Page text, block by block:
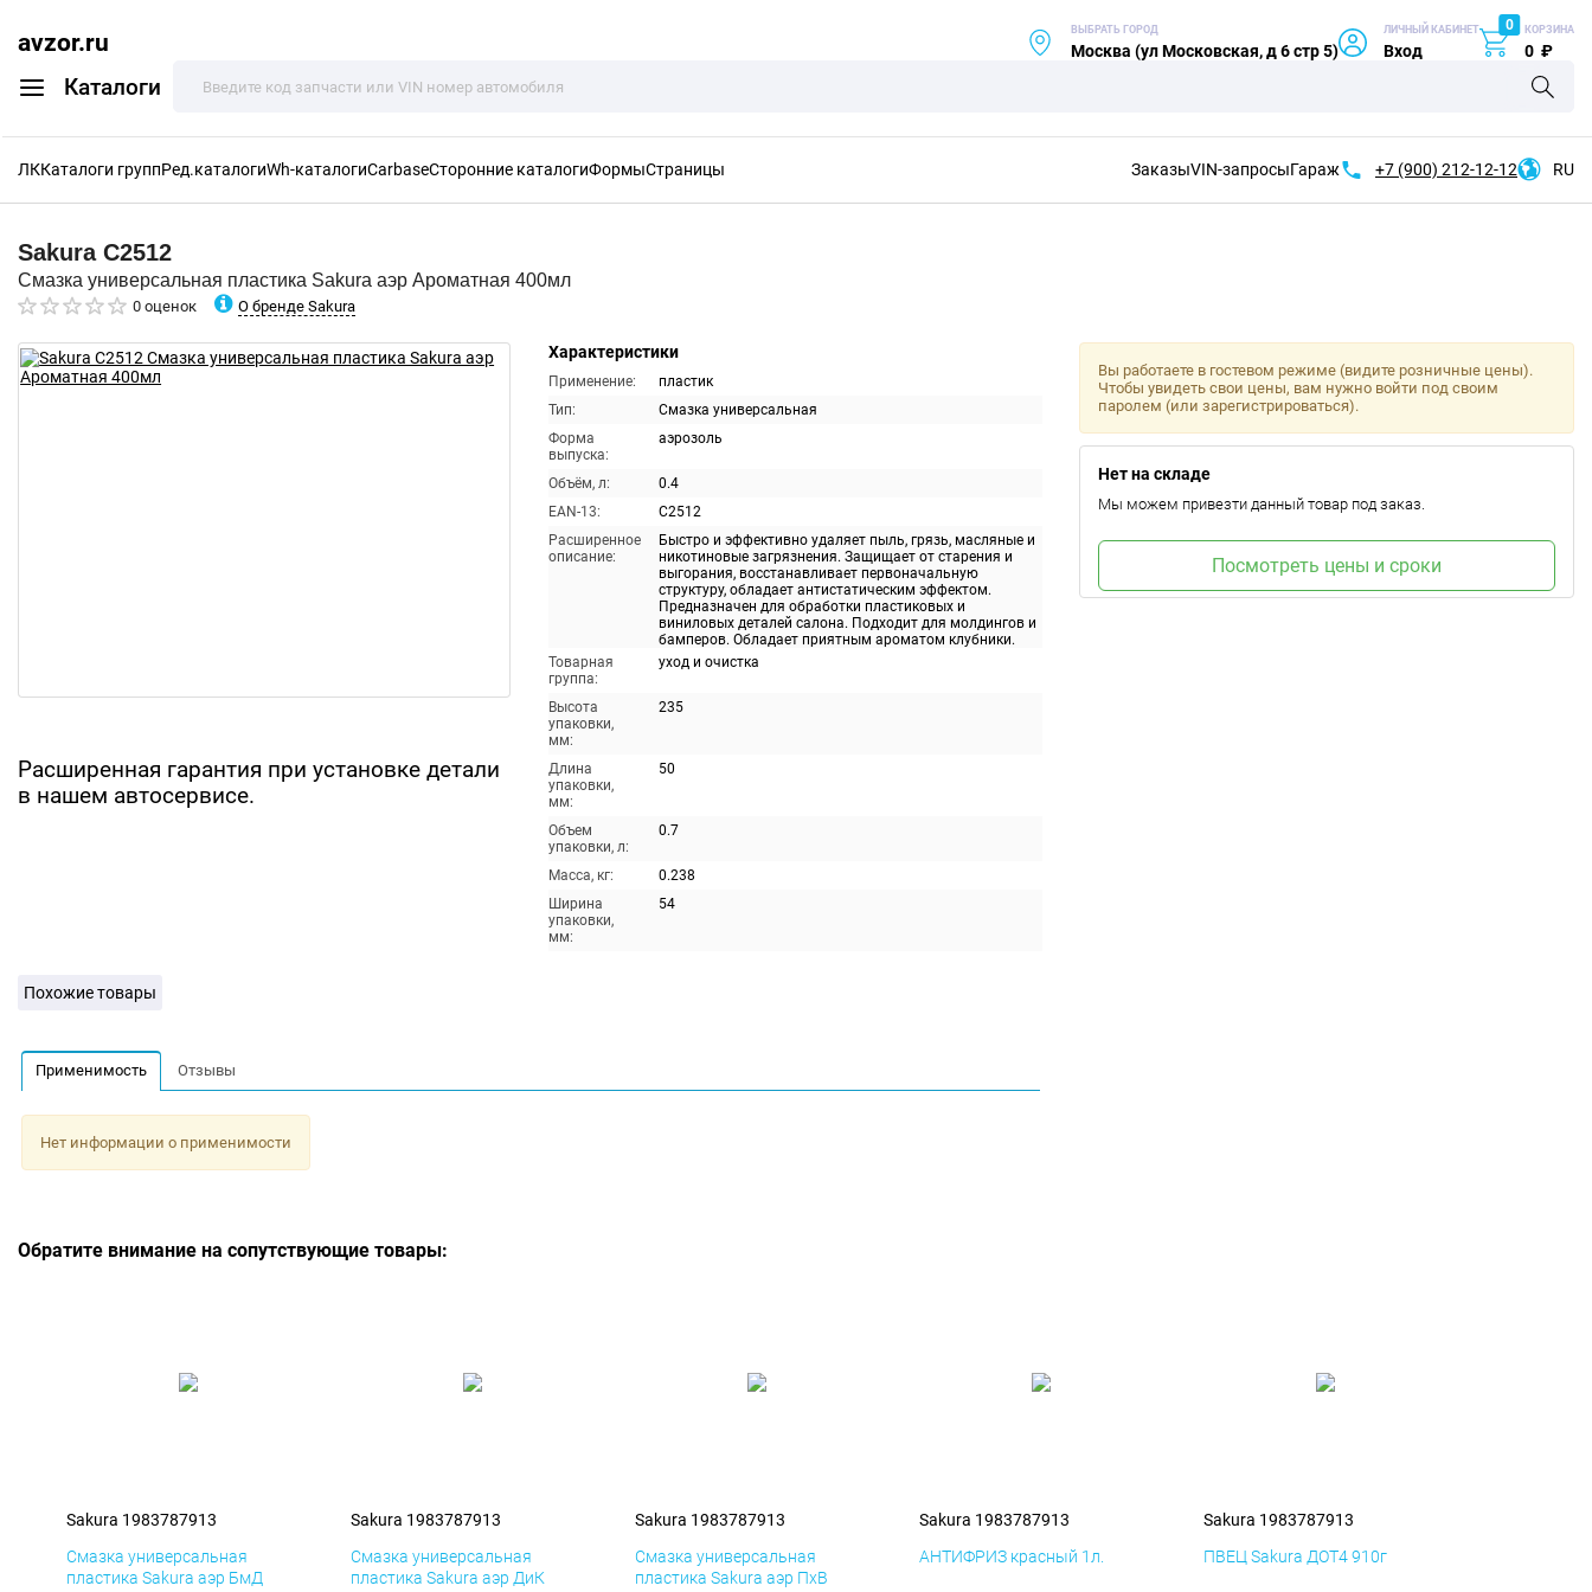
avzor.ru
Каталоги
ВЫБРАТЬ ГОРОД
Москва (ул Московская, д 6 стр 5)
ЛИЧНЫЙ КАБИНЕТ
Вход
0 КОРЗИНА
0 ₽
ЛККаталоги группРед.каталогиWh-каталогиCarbaseСторонние каталогиФормыСтраницы ЗаказыVIN-запросыГараж +7 (900) 212-12-12 RU
Sakura C2512
Смазка универсальная пластика Sakura аэр Ароматная 400мл
0 оценок О бренде Sakura
Расширенная гарантия при установке детали
в нашем автосервисе.
Характеристики
Применение:
пластик
Тип:
Смазка универсальная
Форма
выпуска:
аэрозоль
Объём, л:
0.4
EAN-13:
C2512
Расширенное
описание:
Быстро и эффективно удаляет пыль, грязь, масляные и
никотиновые загрязнения. Защищает от старения и
выгорания, восстанавливает первоначальную
структуру, обладает антистатическим эффектом.
Предназначен для обработки пластиковых и
виниловых деталей салона. Подходит для молдингов и
бамперов. Обладает приятным ароматом клубники.
Товарная
группа:
уход и очистка
Высота
упаковки,
мм:
235
Длина
упаковки,
мм:
50
Объем
упаковки, л:
0.7
Масса, кг:
0.238
Ширина
упаковки,
мм:
54
Вы работаете в гостевом режиме (видите розничные цены).
Чтобы увидеть свои цены, вам нужно войти под своим
паролем (или зарегистрироваться).
Нет на складе
Мы можем привезти данный товар под заказ.
Посмотреть цены и сроки
Похожие товары
Применимость Отзывы
Нет информации о применимости
Обратите внимание на сопутствующие товары:
Sakura 1983787913
Смазка универсальная
пластика Sakura аэр БмД
Sakura 1983787913
Смазка универсальная
пластика Sakura аэр ДиК
Sakura 1983787913
Смазка универсальная
пластика Sakura аэр ПхВ
Sakura 1983787913
АНТИФРИЗ красный 1л.
Sakura 1983787913
ПВЕЦ Sakura ДОТ4 910г